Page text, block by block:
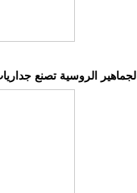
الجماهير الروسية تصنع